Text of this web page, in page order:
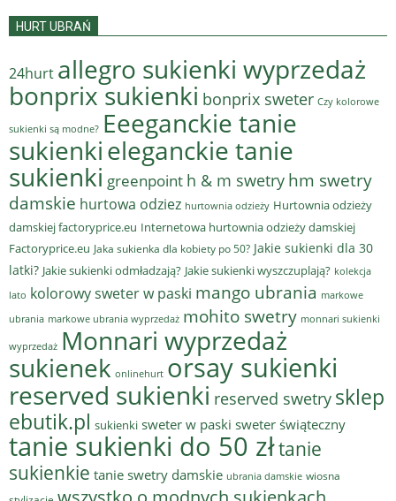
HURT UBRAŃ
24hurt allegro sukienki wyprzedaż
bonprix sukienki bonprix sweter Czy kolorowe
sukienki są modne? Eeeganckie tanie
sukienkieleganckie tanie
sukienki greenpoint h & m swetry hm swetry
damskie hurtowa odziez hurtownia odzieży Hurtownia odzieży
damskiej factoryprice.eu Internetowa hurtownia odzieży damskiej
Factoryprice.eu Jaka sukienka dla kobiety po 50? Jakie sukienki dla 30
latki? Jakie sukienki odmładzają? Jakie sukienki wyszczuplają? kolekcja
lato kolorowy sweter w paski mango ubrania markowe
ubrania markowe ubrania wyprzedaż mohito swetry monnari sukienki
wyprzedaż Monnari wyprzedaż
sukienek onlinehurt orsay sukienki
reserved sukienki reserved swetry sklep
ebutik.pl sukienki sweter w paski sweter świąteczny
tanie sukienki do 50 złtanie
sukienkie tanie swetry damskie ubrania damskie wiosna